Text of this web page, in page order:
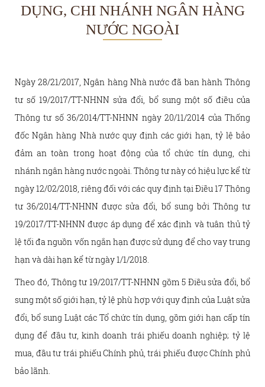
DỤNG, CHI NHÁNH NGÂN HÀNG
NƯỚC NGOÀI
Ngày 28/21/2017, Ngân hàng Nhà nước đã ban hành Thông
tư số 19/2017/TT-NHNN sửa đổi, bổ sung một số điều của
Thông tư số 36/2014/TT-NHNN ngày 20/11/2014 của Thống
đốc Ngân hàng Nhà nước quy định các giới hạn, tỷ lệ bảo
đảm an toàn trong hoạt động của tổ chức tín dụng, chi
nhánh ngân hàng nước ngoài. Thông tư này có hiệu lực kể từ
ngày 12/02/2018, riêng đối với các quy định tại Điều 17 Thông
tư 36/2014/TT-NHNN được sửa đổi, bổ sung bởi Thông tư
19/2017/TT-NHNN được áp dụng để xác định và tuân thủ tỷ
lệ tối đa nguồn vốn ngắn hạn được sử dụng để cho vay trung
hạn và dài hạn kể từ ngày 1/1/2018.
Theo đó, Thông tư 19/2017/TT-NHNN gồm 5 Điều sửa đổi, bổ
sung một số giới hạn, tỷ lệ phù hợp với quy định của Luật sửa
đổi, bổ sung Luật các Tổ chức tín dụng, gồm giới hạn cấp tín
dụng để đầu tư, kinh doanh trái phiếu doanh nghiệp; tỷ lệ
mua, đầu tư trái phiếu Chính phủ, trái phiếu được Chính phủ
bảo lãnh.